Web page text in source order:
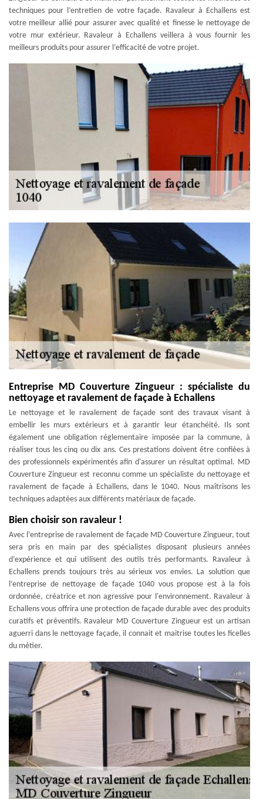
techniques pour l’entretien de votre façade. Ravaleur à Echallens est
votre meilleur allié pour assurer avec qualité et finesse le nettoyage de
votre mur extérieur. Ravaleur à Echallens veillera à vous fournir les
meilleurs produits pour assurer l’efficacité de votre projet.
Entreprise MD Couverture Zingueur : spécialiste du
nettoyage et ravalement de façade à Echallens
Le nettoyage et le ravalement de façade sont des travaux visant à
embellir les murs extérieurs et à garantir leur étanchéité. Ils sont
également une obligation réglementaire imposée par la commune, à
réaliser tous les cinq ou dix ans. Ces prestations doivent être confiées à
des professionnels expérimentés afin d'assurer un résultat optimal. MD
Couverture Zingueur est reconnu comme un spécialiste du nettoyage et
ravalement de façade à Echallens, dans le 1040. Nous maîtrisons les
techniques adaptées aux différents matériaux de façade.
Bien choisir son ravaleur !
Avec l’entreprise de ravalement de façade MD Couverture Zingueur, tout
sera pris en main par des spécialistes disposant plusieurs années
d’expérience et qui utilisent des outils très performants. Ravaleur à
Echallens prends toujours très au sérieux vos envies. La solution que
l’entreprise de nettoyage de façade 1040 vous propose est à la fois
ordonnée, créatrice et non agressive pour l'environnement. Ravaleur à
Echallens vous offrira une protection de façade durable avec des produits
curatifs et préventifs. Ravaleur MD Couverture Zingueur est un artisan
aguerri dans le nettoyage façade, il connait et maitrise toutes les ficelles
du métier.